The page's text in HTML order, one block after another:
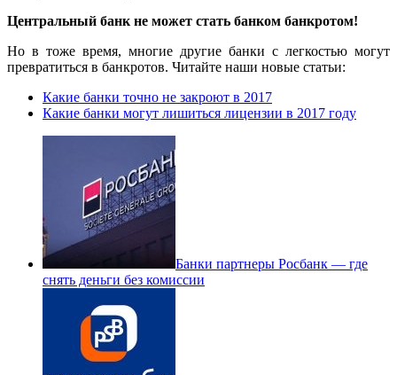
Центральный банк не может стать банком банкротом!
Но в тоже время, многие другие банки с легкостью могут
превратиться в банкротов. Читайте наши новые статьи:
Какие банки точно не закроют в 2017
Какие банки могут лишиться лицензии в 2017 году
Банки партнеры Росбанк — где
снять деньги без комиссии